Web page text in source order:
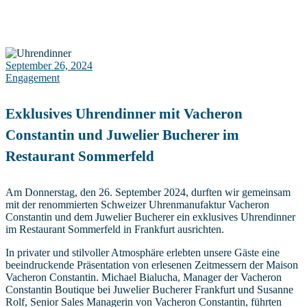
September 26, 2024
Engagement
Exklusives Uhrendinner mit Vacheron
Constantin und Juwelier Bucherer im
Restaurant Sommerfeld
Am Donnerstag, den 26. September 2024, durften wir gemeinsam
mit der renommierten Schweizer Uhrenmanufaktur Vacheron
Constantin und dem Juwelier Bucherer ein exklusives Uhrendinner
im Restaurant Sommerfeld in Frankfurt ausrichten.
In privater und stilvoller Atmosphäre erlebten unsere Gäste eine
beeindruckende Präsentation von erlesenen Zeitmessern der Maison
Vacheron Constantin. Michael Bialucha, Manager der Vacheron
Constantin Boutique bei Juwelier Bucherer Frankfurt und Susanne
Rolf, Senior Sales Managerin von Vacheron Constantin, führten